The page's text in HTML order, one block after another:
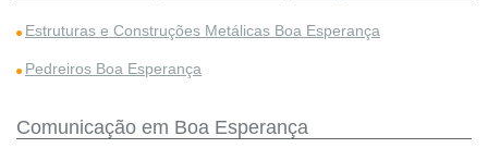
Estruturas e Construções Metálicas Boa Esperança
Pedreiros Boa Esperança
Comunicação em Boa Esperança